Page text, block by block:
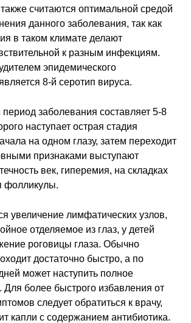
считаются оптимальной средой
данного заболевания, так как
в таком климате делают
к разным инфекциям.
эпидемического
8-й серотип вируса.
заболевания составляет 5-8
наступает острая стадия
на одном глазу, затем переходит
признаками выступают
век, гиперемия, на складках
фолликулы.
увеличение лимфатических узлов,
отделяемое из глаз, у детей
роговицы глаза. Обычно
достаточно быстро, а по
может наступить полное
более быстрого избавления от
следует обратиться к врачу,
капли с содержанием антибиотика.